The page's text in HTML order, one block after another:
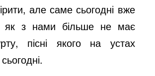
але саме сьогодні вже
як з нами більше не має
пісні якого на устах